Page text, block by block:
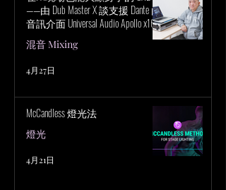
言告訴我。 免費 Audinate –
Dante 認證 Digico – SD9 培
訓 Get Started with Sound
——由 Dub Master X 談支援 Dante 的
音訊介面 Universal Audio Apollo x16D
的魅力
混音 Mixing
4月27日
McCandless 燈光法
燈光
4月21日